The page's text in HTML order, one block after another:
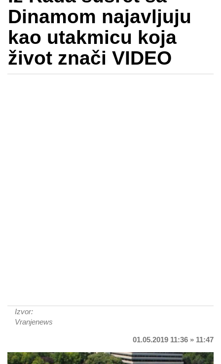
Dinamom najavljuju
kao utakmicu koja
život znači VIDEO
Izvor:
Vranjenews
01.05.2019 11:36 » 11:47